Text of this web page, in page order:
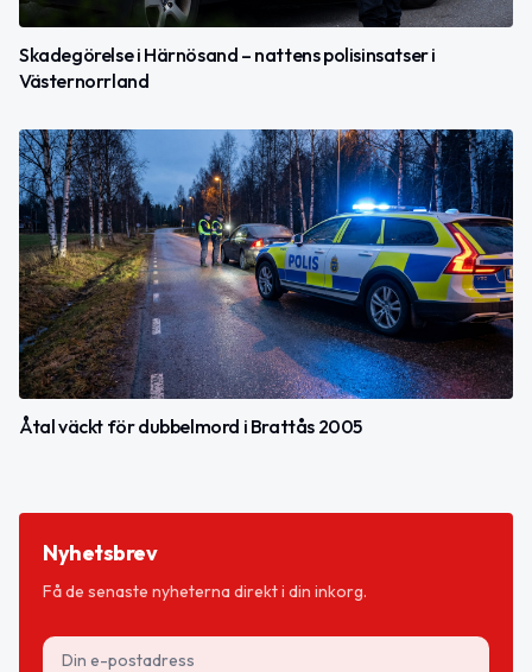
Skadegörelse i Härnösand – nattens polisinsatser i
Västernorrland
Åtal väckt för dubbelmord i Brattås 2005
Nyhetsbrev
Få de senaste nyheterna direkt i din inkorg.